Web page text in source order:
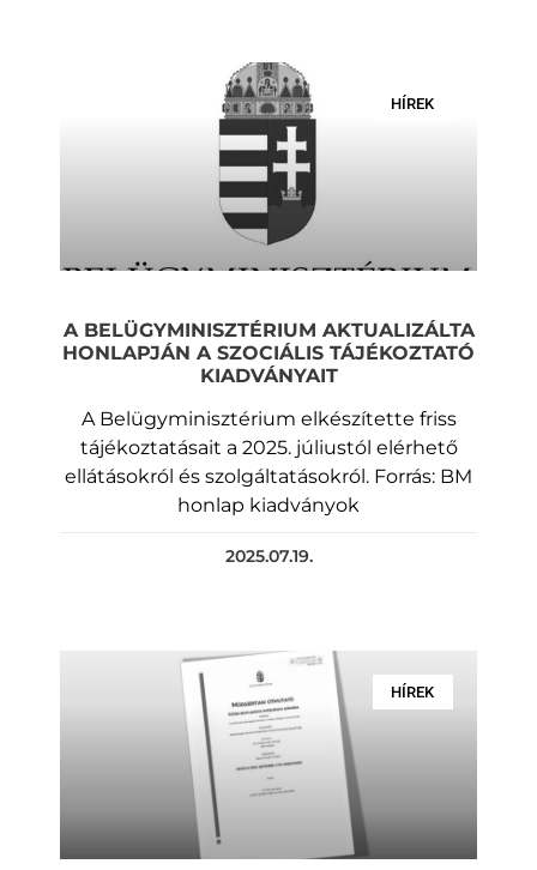
HÍREK
A BELÜGYMINISZTÉRIUM AKTUALIZÁLTA
HONLAPJÁN A SZOCIÁLIS TÁJÉKOZTATÓ
KIADVÁNYAIT
A Belügyminisztérium elkészítette friss
tájékoztatásait a 2025. júliustól elérhető
ellátásokról és szolgáltatásokról. Forrás: BM
honlap kiadványok
2025.07.19.
HÍREK